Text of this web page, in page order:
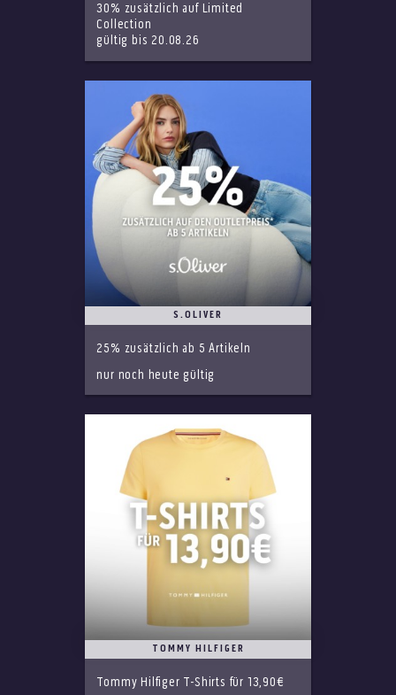
30% zusätzlich auf Limited
Collection
gültig bis 20.08.26
S.OLIVER
25% zusätzlich ab 5 Artikeln
nur noch heute gültig
TOMMY HILFIGER
Tommy Hilfiger T-Shirts für 13,90€